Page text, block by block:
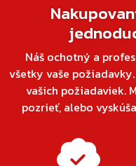
Náš ochotný a
všetky vaše
vašich požiadaviek.
pozrieť, alebo